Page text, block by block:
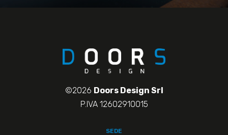
©2026 Doors Design Srl
P.IVA 12602910015
SEDE